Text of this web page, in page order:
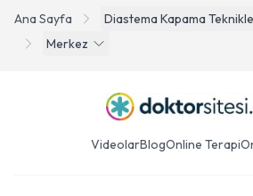
Ana Sayfa Diastema Kapama
Merkez
VideolarBlogOnline Terapi